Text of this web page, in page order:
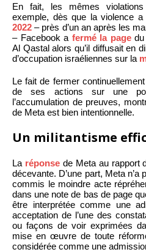
En fait, les mêmes
exemple, dès que la violence
2022 – près d’un an après les
– Facebook a fermé la pagedu
Al Qastal alors qu’il diffusait en
d’occupation israéliennes sur la
Le fait de fermer
de ses actions sur une
l’accumulation de preuves,
de Meta est bien intentionnelle.
Un militantisme
La réponsede Meta au rapport
décevante. D’une part, Meta
commis le moindre acte
dans une note de bas de page
être interprétée comme une
acceptation de l’une des
ou façons de voir exprimées
mise en œuvre de toute
considérée comme une